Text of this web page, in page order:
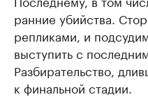
ранние убийства.
репликами, и
выступить с
Разбирательство,
к финальной стадии.